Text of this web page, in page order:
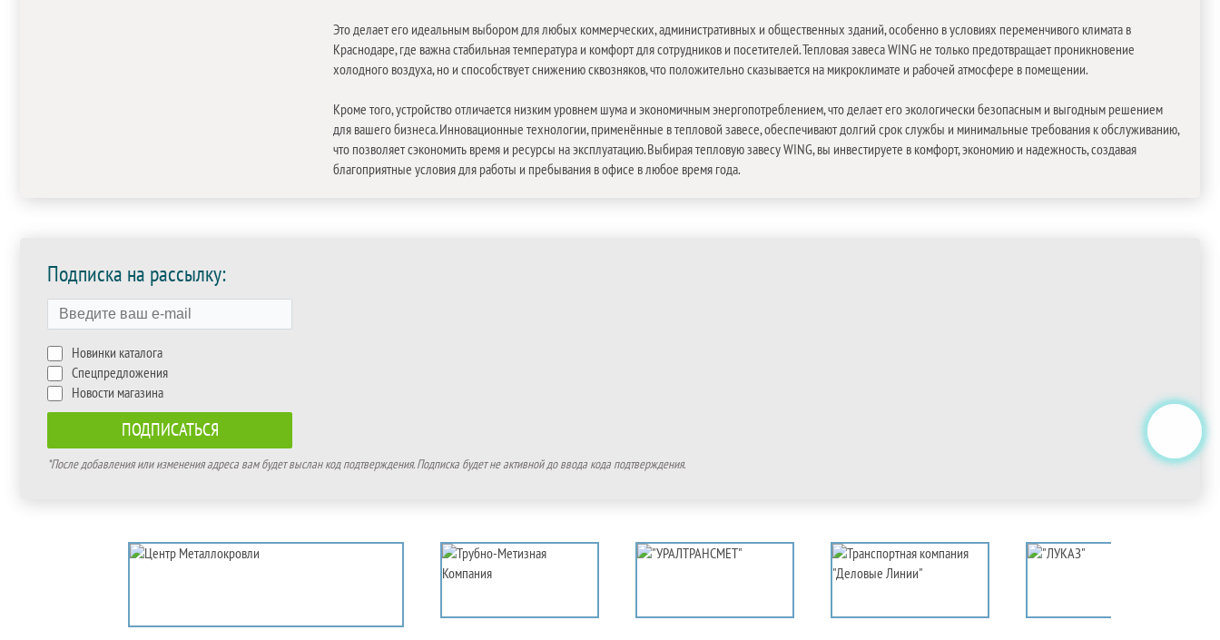
Это делает его идеальным выбором для любых коммерческих, административных и общественных зданий, особенно в условиях переменчивого климата в
Краснодаре, где важна стабильная температура и комфорт для сотрудников и посетителей. Тепловая завеса WING не только предотвращает проникновение
холодного воздуха, но и способствует снижению сквозняков, что положительно сказывается на микроклимате и рабочей атмосфере в помещении.
Кроме того, устройство отличается низким уровнем шума и экономичным энергопотреблением, что делает его экологически безопасным и выгодным решением
для вашего бизнеса. Инновационные технологии, применённые в тепловой завесе, обеспечивают долгий срок службы и минимальные требования к обслуживанию,
что позволяет сэкономить время и ресурсы на эксплуатацию. Выбирая тепловую завесу WING, вы инвестируете в комфорт, экономию и надежность, создавая
благоприятные условия для работы и пребывания в офисе в любое время года.
Подписка на рассылку:
Новинки каталога
Спецпредложения
Новости магазина
*После добавления или изменения адреса вам будет выслан код подтверждения. Подписка будет не активной до ввода кода подтверждения.